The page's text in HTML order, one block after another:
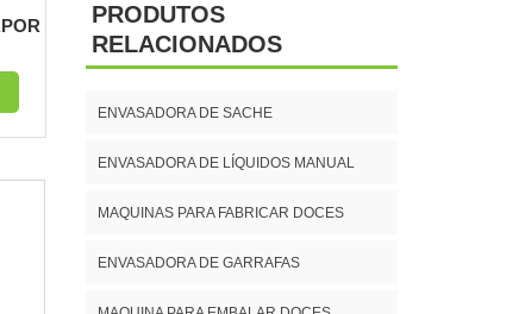
PRODUTOS
RELACIONADOS
ENVASADORA DE SACHE
ENVASADORA DE LÍQUIDOS MANUAL
MAQUINAS PARA FABRICAR DOCES
ENVASADORA DE GARRAFAS